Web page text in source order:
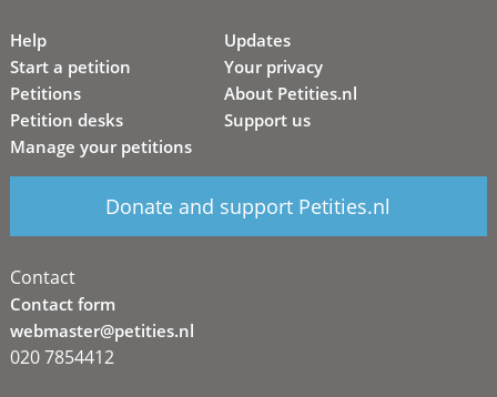
Help
Start a petition
Petitions
Petition desks
Manage your petitions
Updates
Your privacy
About Petities.nl
Support us
Donate and support Petities.nl
Contact
Contact form
webmaster@petities.nl
020 7854412